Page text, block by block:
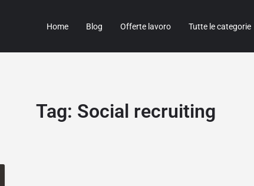
Home Blog Offerte lavoro Tutte le categorie
Tag: Social recruiting